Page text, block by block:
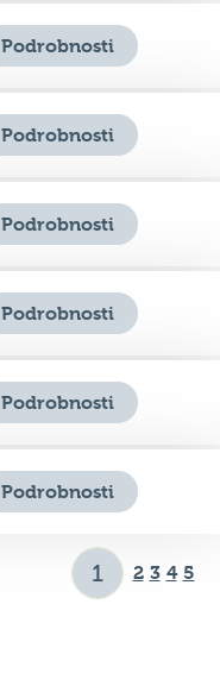
Podrobnosti
Podrobnosti
Podrobnosti
Podrobnosti
Podrobnosti
Podrobnosti
2 3 4 5